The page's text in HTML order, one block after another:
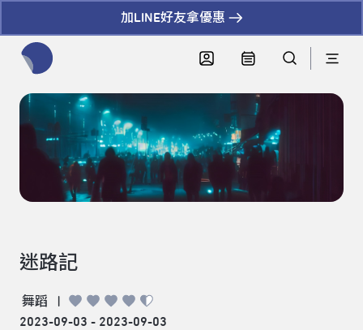
加LINE好友拿優惠
迷路記
舞蹈
|
2023-09-03 - 2023-09-03